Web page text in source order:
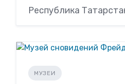
Республика
МУЗЕИ